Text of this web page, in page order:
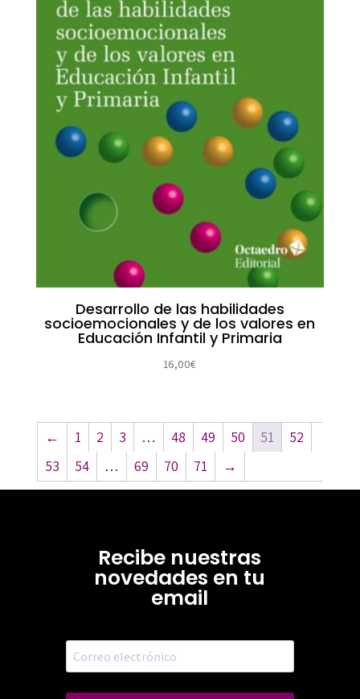
Desarrollo de las habilidades
socioemocionales y de los valores en
Educación Infantil y Primaria
16,00€
← 1 2 3 … 48 49 50 51
52
53
54 … 69 70 71 →
Recibe nuestras
novedades en tu
email